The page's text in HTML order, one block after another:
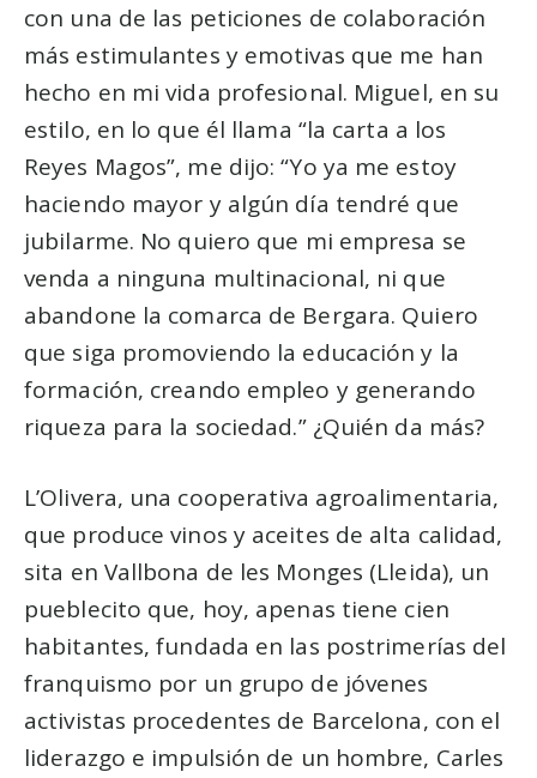
con una de las peticiones de colaboración
más estimulantes y emotivas que me han
hecho en mi vida profesional. Miguel, en su
estilo, en lo que él llama “la carta a los
Reyes Magos”, me dijo: “Yo ya me estoy
haciendo mayor y algún día tendré que
jubilarme. No quiero que mi empresa se
venda a ninguna multinacional, ni que
abandone la comarca de Bergara. Quiero
que siga promoviendo la educación y la
formación, creando empleo y generando
riqueza para la sociedad.” ¿Quién da más?
L’Olivera, una cooperativa agroalimentaria,
que produce vinos y aceites de alta calidad,
sita en Vallbona de les Monges (Lleida), un
pueblecito que, hoy, apenas tiene cien
habitantes, fundada en las postrimerías del
franquismo por un grupo de jóvenes
activistas procedentes de Barcelona, con el
liderazgo e impulsión de un hombre, Carles